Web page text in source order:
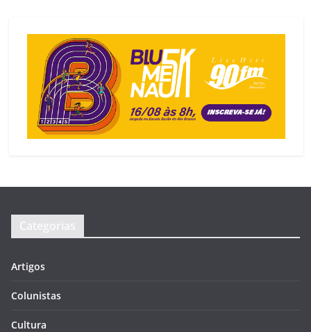
Categorias
Artigos
Colunistas
Cultura